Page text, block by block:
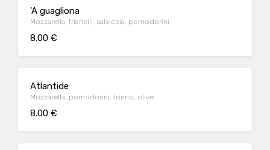
'A guagliona
Mozzarella, friarielli, salsiccia, pomodorini
8.00 €
Atlantide
Mozzarella, pomodorini, tonno, olive
8.00 €